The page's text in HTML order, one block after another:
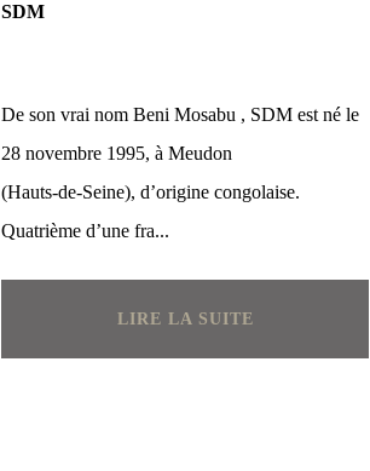
SDM
De son vrai nom Beni Mosabu , SDM est né le
28 novembre 1995, à Meudon
(Hauts‑de‑Seine), d’origine congolaise.
Quatrième d’une fra...
LIRE LA SUITE